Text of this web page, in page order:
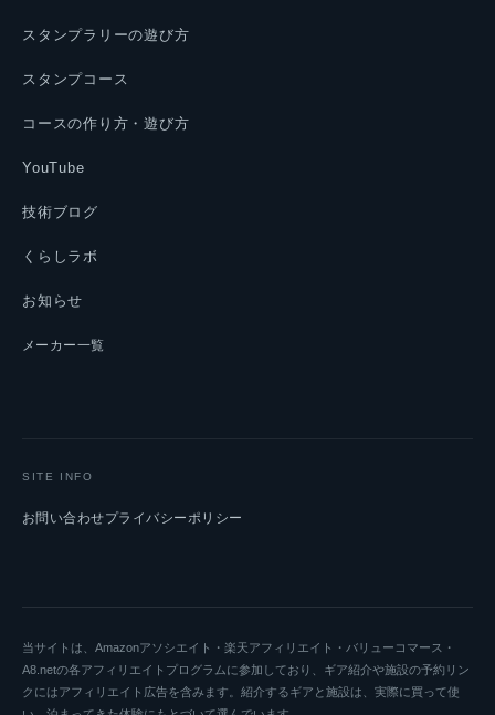
スタンプラリーの遊び方
スタンプコース
コースの作り方・遊び方
YouTube
技術ブログ
くらしラボ
お知らせ
メーカー一覧
SITE INFO
お問い合わせプライバシーポリシー
当サイトは、Amazonアソシエイト・楽天アフィリエイト・バリューコマース・
A8.netの各アフィリエイトプログラムに参加しており、ギア紹介や施設の予約リン
クにはアフィリエイト広告を含みます。紹介するギアと施設は、実際に買って使